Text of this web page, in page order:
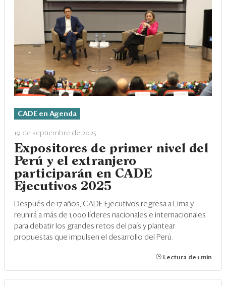
CADE en Agenda
19 de septiembre de 2025
Expositores de primer nivel del
Perú y el extranjero
participarán en CADE
Ejecutivos 2025
Después de 17 años, CADE Ejecutivos regresa a Lima y
reunirá a más de 1,000 líderes nacionales e internacionales
para debatir los grandes retos del país y plantear
propuestas que impulsen el desarrollo del Perú.
Lectura de 1 min